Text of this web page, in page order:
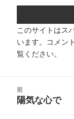
このサイトはス
います。 コメン
覧ください。
前
前
陽気な心で